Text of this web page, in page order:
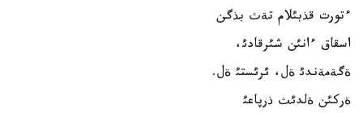
ءتورت قذبئلام تةث بذگن
اسقاق ءانئن شئرقادئ،
ةگةمةندئ ةل، ئرئستئ ةل.
ةركئن ةلدئث ذرپاعئ